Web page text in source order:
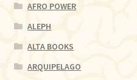
AFRO POWER
ALEPH
ALTA BOOKS
ARQUIPELAGO